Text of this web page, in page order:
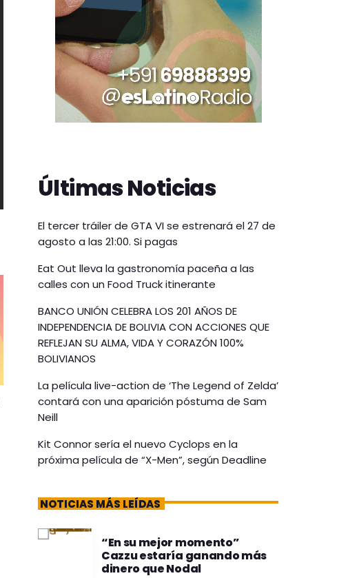
Últimas Noticias
El tercer tráiler de GTA VI se estrenará el 27 de
agosto a las 21:00. Si pagas
Eat Out lleva la gastronomía paceña a las
calles con un Food Truck itinerante
BANCO UNIÓN CELEBRA LOS 201 AÑOS DE
INDEPENDENCIA DE BOLIVIA CON ACCIONES QUE
REFLEJAN SU ALMA, VIDA Y CORAZÓN 100%
BOLIVIANOS
La película live-action de ‘The Legend of Zelda’
contará con una aparición póstuma de Sam
Neill
Kit Connor sería el nuevo Cyclops en la
próxima película de “X-Men”, según Deadline
NOTICIAS MÁS LEÍDAS
“En su mejor momento”
Cazzu estaría ganando más
dinero que Nodal